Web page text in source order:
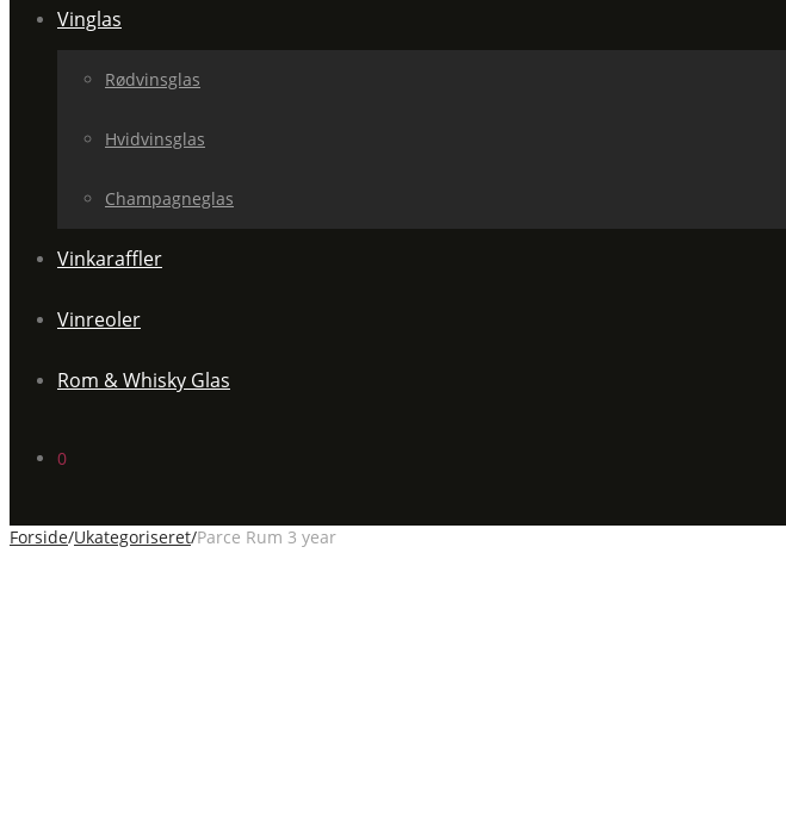
Vinglas
Rødvinsglas
Hvidvinsglas
Champagneglas
Vinkaraffler
Vinreoler
Rom & Whisky Glas
0
Forside/Ukategoriseret/Parce Rum 3 year